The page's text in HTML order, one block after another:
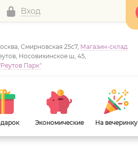
Вход
Смирновская 25с7, Магазин-склад
Носовихинское ш, 45,
Парк"
Экономические На вечеринку